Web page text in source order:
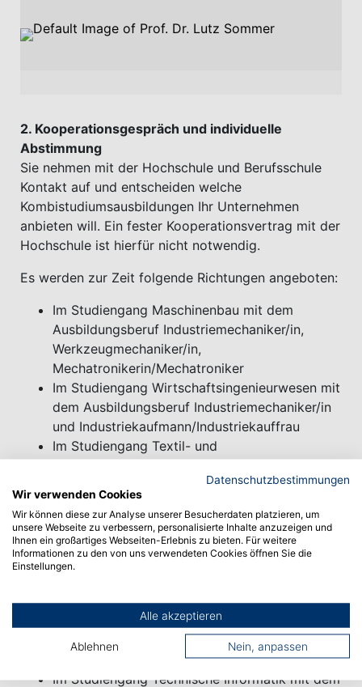
2. Kooperationsgespräch und individuelle
Abstimmung
Sie nehmen mit der Hochschule und Berufsschule
Kontakt auf und entscheiden welche
Kombistudiumsausbildungen Ihr Unternehmen
anbieten will. Ein fester Kooperationsvertrag mit der
Hochschule ist hierfür nicht notwendig.
Es werden zur Zeit folgende Richtungen angeboten:
Im Studiengang Maschinenbau mit dem
Ausbildungsberuf Industriemechaniker/in,
Werkzeugmechaniker/in,
Mechatronikerin/Mechatroniker
Im Studiengang Wirtschaftsingenieurwesen mit
dem Ausbildungsberuf Industriemechaniker/in
und Industriekaufmann/Industriekauffrau
Im Studiengang Textil- und
Ausbildungsberufen Textil- und
Modeschneider/in oder
Produktionsmechaniker/in Textil
Im Studiengang Digital Technology &
Consulting mit dem Ausbildungsberuf
Anwendungsentwicklung, Systemintegration,
Digitale Vernetzung oder Daten- und
Prozessanalyse) und
Industriekaufmann/Industriekauffrau
Im Studiengang Technische Informatik mit dem
Datenschutzbestimmungen
Wir verwenden Cookies
Wir können diese zur Analyse unserer Besucherdaten platzieren, um
unsere Webseite zu verbessern, personalisierte Inhalte anzuzeigen und
Ihnen ein großartiges Webseiten-Erlebnis zu bieten. Für weitere
Informationen zu den von uns verwendeten Cookies öffnen Sie die
Einstellungen.
Alle akzeptieren
Ablehnen Nein, anpassen